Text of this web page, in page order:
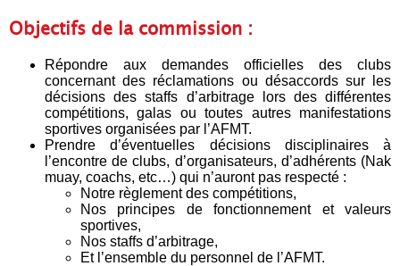
Objectifs de la commission :
Répondre aux demandes officielles des clubs
concernant des réclamations ou désaccords sur les
décisions des staffs d’arbitrage lors des différentes
compétitions, galas ou toutes autres manifestations
sportives organisées par l’AFMT.
Prendre d’éventuelles décisions disciplinaires à
l’encontre de clubs, d’organisateurs, d’adhérents (Nak
muay, coachs, etc…) qui n’auront pas respecté :
Notre règlement des compétitions,
Nos principes de fonctionnement et valeurs
sportives,
Nos staffs d’arbitrage,
Et l’ensemble du personnel de l’AFMT.